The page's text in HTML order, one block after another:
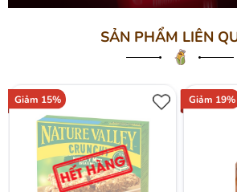
SẢN PHẨM LIÊN
Giảm 15% Giảm 19%